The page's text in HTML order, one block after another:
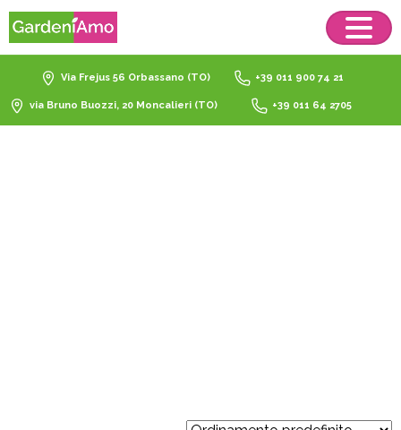
Via Frejus 56 Orbassano (TO) +39 011 900 74 21
via Bruno Buozzi, 20 Moncalieri (TO) +39 011 64 2705